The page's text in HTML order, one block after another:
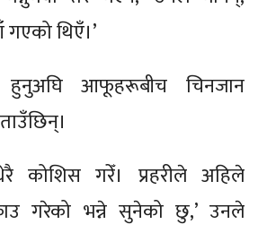
गएको थिएँ।’
हुनुअघि आफूहरूबीच चिनजान
कोशिस गरेँ। प्रहरीले अहिले
गरेको भन्ने सुनेको छु,’ उनले